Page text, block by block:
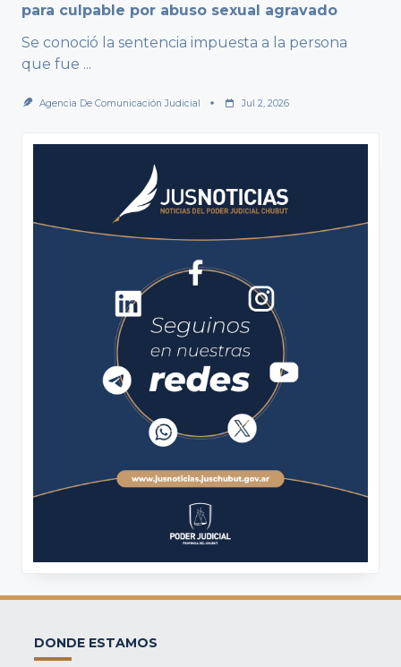
para culpable por abuso sexual agravado
Se conoció la sentencia impuesta a la persona
que fue ...
Agencia De Comunicación Judicial Jul 2, 2026
DONDE ESTAMOS